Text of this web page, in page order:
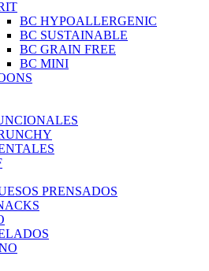
BC HYPOALLERGENIC
BC SUSTAINABLE
BC GRAIN FREE
BC MINI
PRENSADOS